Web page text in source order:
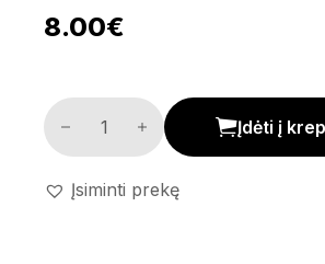
8.00€
DIY rankdarbių rinkinys
Įdėti į
Įsiminti prekę